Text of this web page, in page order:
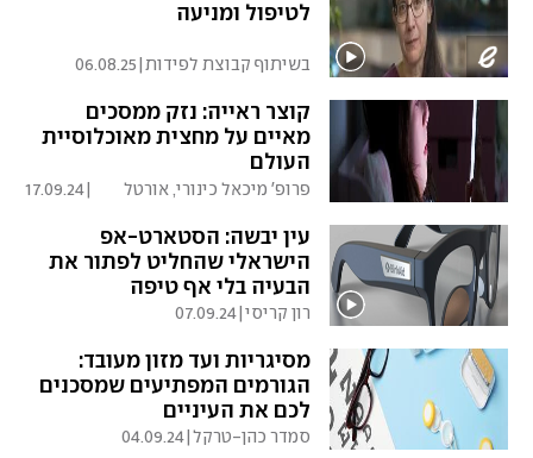
לטיפול ומניעה
בשיתוף קבוצת לפידות|
06.08.25
קוצר ראייה: נזק ממסכים
מאיים על מחצית מאוכלוסיית
העולם
פרופ' מיכאל כינורי, אורטל
17.09.24
עין יבשה: הסטארט-אפ
הישראלי שהחליט לפתור את
הבעיה בלי אף טיפה
רון קריסי|
07.09.24
מסיגריות ועד מזון מעובד:
הגורמים המפתיעים שמסכנים
לכם את העיניים
סמדר כהן-טרקל|
04.09.24